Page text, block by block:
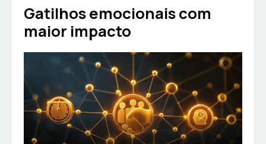
Gatilhos emocionais com
maior impacto